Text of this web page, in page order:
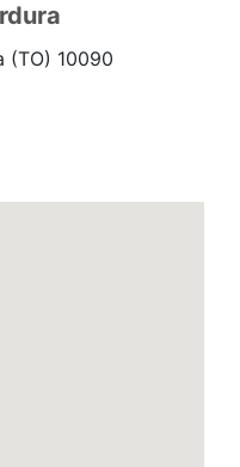
(TO) 10090